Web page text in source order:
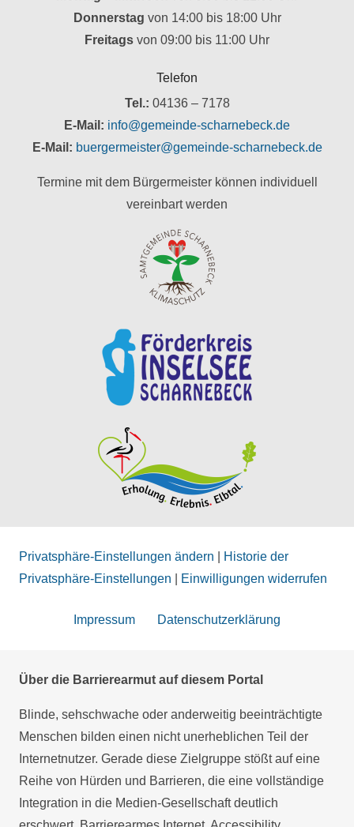
Donnerstag von 14:00 bis 18:00 Uhr
Freitags von 09:00 bis 11:00 Uhr
Telefon
Tel.: 04136 – 7178
E-Mail: info@gemeinde-scharnebeck.de
E-Mail: buergermeister@gemeinde-scharnebeck.de
Termine mit dem Bürgermeister können individuell
vereinbart werden
Privatsphäre-Einstellungen ändern
Historie der
Privatsphäre-Einstellungen
Einwilligungen widerrufen
Impressum Datenschutzerklärung
Über die Barrierearmut auf diesem Portal
Blinde, sehschwache oder anderweitig beeinträchtigte
Menschen bilden einen nicht unerheblichen Teil der
Internetnutzer. Gerade diese Zielgruppe stößt auf eine
Reihe von Hürden und Barrieren, die eine vollständige
Integration in die Medien-Gesellschaft deutlich